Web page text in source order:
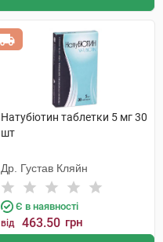
Натубіотин таблетки 5 мг 30
шт
Др. Густав Кляйн
Є в наявності
від 463.50 грн